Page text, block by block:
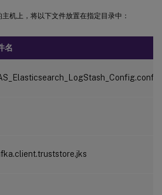
机上，将以下文件放置在指定目录中：
名